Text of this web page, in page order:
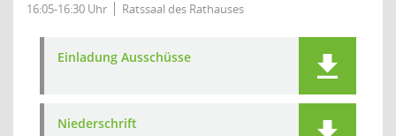
16:05-16:30 Uhr Ratssaal des Rathauses
Einladung Ausschüsse
Niederschrift